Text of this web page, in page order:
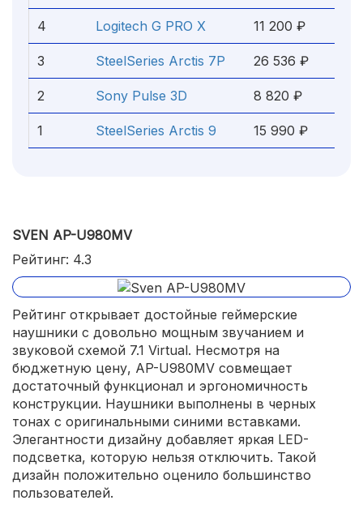
4 Logitech G PRO X 11 200 ₽
3 SteelSeries Arctis 7P 26 536 ₽
2 Sony Pulse 3D 8 820 ₽
1 SteelSeries Arctis 9 15 990 ₽
SVEN AP-U980MV
Рейтинг: 4.3
Рейтинг открывает достойные геймерские
наушники с довольно мощным звучанием и
звуковой схемой 7.1 Virtual. Несмотря на
бюджетную цену, AP-U980MV совмещает
достаточный функционал и эргономичность
конструкции. Наушники выполнены в черных
тонах с оригинальными синими вставками.
Элегантности дизайну добавляет яркая LED-
подсветка, которую нельзя отключить. Такой
дизайн положительно оценило большинство
пользователей.